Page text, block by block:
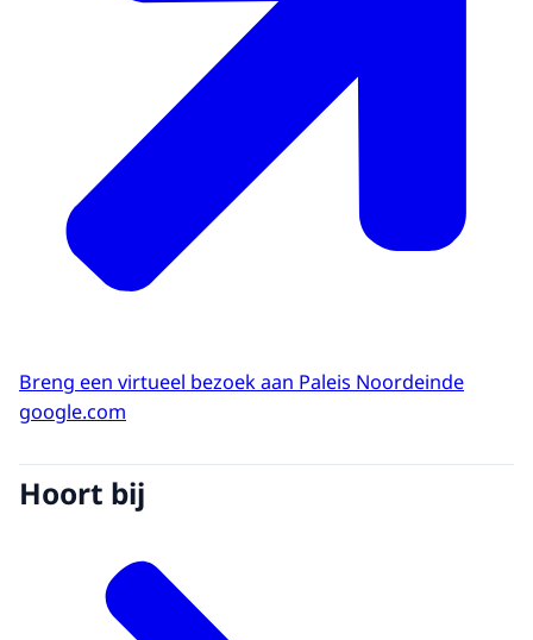
Breng een virtueel bezoek aan Paleis Noordeinde
google.com
Hoort bij